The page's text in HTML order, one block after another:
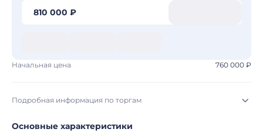
810 000 ₽
Начальная цена 760 000 ₽
Подробная информация по торгам
Начало торгов: 04.08.2026, 02:37 МСК
Основные характеристики